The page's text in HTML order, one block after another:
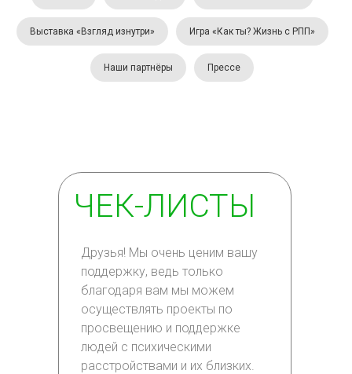
Выставка «Взгляд изнутри» Игра «Как ты? Жизнь с РПП»
Наши партнёры Прессе
Друзья! Мы очень ценим вашу
поддержку, ведь только
благодаря вам мы можем
осуществлять проекты по
просвещению и поддержке
людей с психическими
расстройствами и их близких.
ЧЕК-ЛИСТЫ